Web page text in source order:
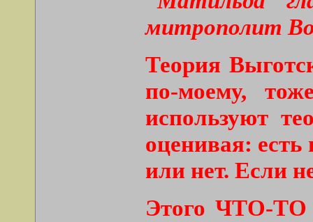
митрополит
Теория
по-моему,
используют
оценивая:
или нет. Если
Этого ЧТО-ТО